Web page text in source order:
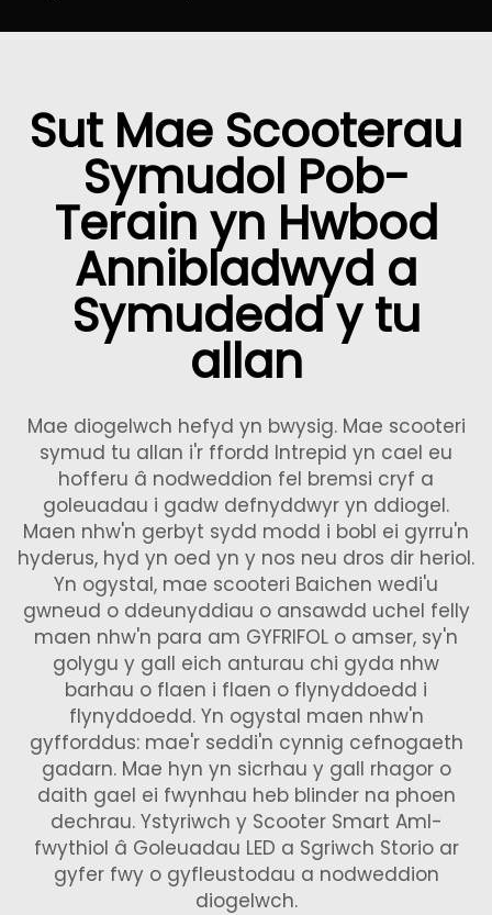
Sut Mae Scooterau
Symudol Pob-
Terain yn Hwbod
Annibladwyd a
Symudedd y tu
allan
Mae diogelwch hefyd yn bwysig. Mae scooteri
symud tu allan i'r ffordd Intrepid yn cael eu
hofferu â nodweddion fel bremsi cryf a
goleuadau i gadw defnyddwyr yn ddiogel.
Maen nhw'n gerbyt sydd modd i bobl ei gyrru'n
hyderus, hyd yn oed yn y nos neu dros dir heriol.
Yn ogystal, mae scooteri Baichen wedi'u
gwneud o ddeunyddiau o ansawdd uchel felly
maen nhw'n para am GYFRIFOL o amser, sy'n
golygu y gall eich anturau chi gyda nhw
barhau o flaen i flaen o flynyddoedd i
flynyddoedd. Yn ogystal maen nhw'n
gyfforddus: mae'r seddi'n cynnig cefnogaeth
gadarn. Mae hyn yn sicrhau y gall rhagor o
daith gael ei fwynhau heb blinder na phoen
dechrau. Ystyriwch y Scooter Smart Aml-
fwythiol â Goleuadau LED a Sgriwch Storio ar
gyfer fwy o gyfleustodau a nodweddion
diogelwch.